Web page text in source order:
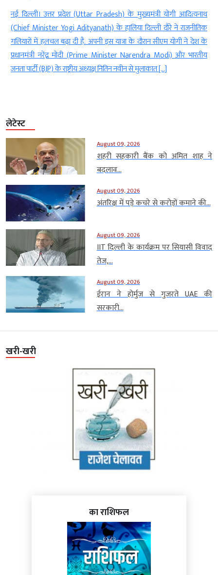
नई दिल्ली। उत्तर प्रदेश (Uttar Pradesh) के मुख्यमंत्री योगी आदित्यनाथ
(Chief Minister Yogi Adityanath) के हालिया दिल्ली दौरे ने राजनीतिक
गलियारों में हलचल बढ़ा दी है. अपनी इस यात्रा के दौरान सीएम योगी ने देश के
प्रधानमंत्री नरेंद्र मोदी (Prime Minister Narendra Modi) और भारतीय
जनता पार्टी (BJP) के राष्ट्रीय अध्यक्ष नितिन नवीन से मुलाकात […]
लेटेस्ट
August 09, 2026
शहरी सहकारी बैंक को अमित शाह ने
बदलाव...
August 09, 2026
अंतरिक्ष में पड़े कचरे से करोड़ों कमाने की...
August 09, 2026
IIT दिल्ली के कार्यक्रम पर सियासी विवाद
तेज,...
August 09, 2026
ईरान ने होर्मुज से गुजरते UAE की
सरकारी...
खरी-खरी
का राशिफल